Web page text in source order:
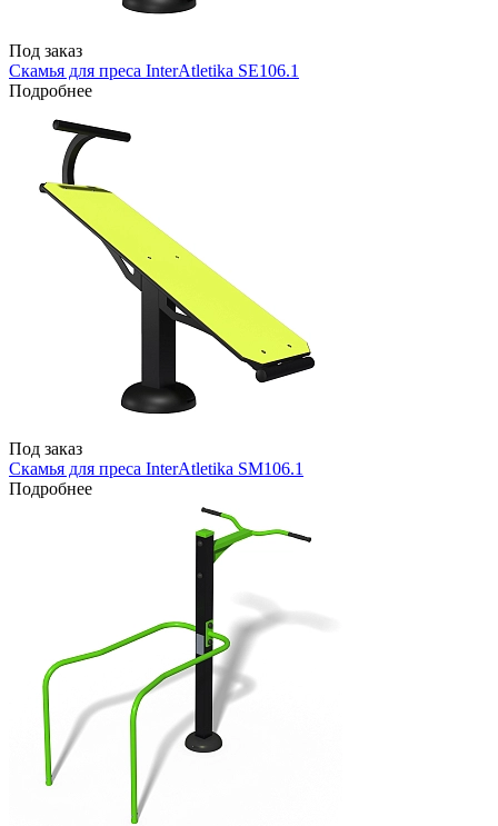
Под заказ
Скамья для преса InterAtletika SE106.1
Подробнее
Под заказ
Скамья для преса InterAtletika SM106.1
Подробнее